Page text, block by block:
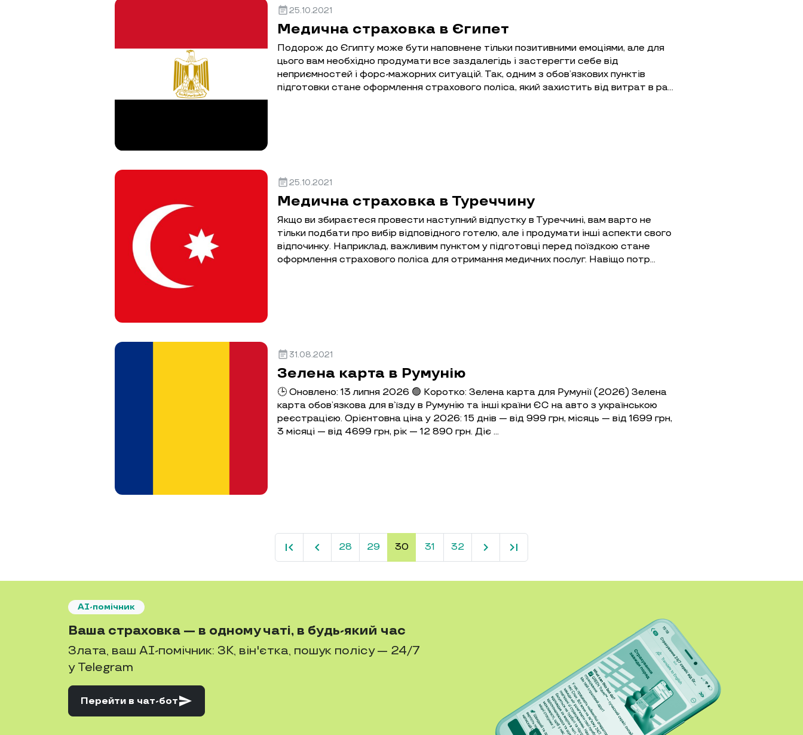
event_note25.10.2021
Медична страховка в Єгипет
Подорож до Єгипту може бути наповнене тільки позитивними емоціями, але для
цього вам необхідно продумати все заздалегідь і застерегти себе від
неприємностей і форс-мажорних ситуацій. Так, одним з обов’язкових пунктів
підготовки стане оформлення страхового поліса, який захистить від витрат в ра…
event_note25.10.2021
Медична страховка в Туреччину
Якщо ви збираєтеся провести наступний відпустку в Туреччині, вам варто не
тільки подбати про вибір відповідного готелю, але і продумати інші аспекти свого
відпочинку. Наприклад, важливим пунктом у підготовці перед поїздкою стане
оформлення страхового поліса для отримання медичних послуг. Навіщо потр…
event_note 31.08.2021
Зелена карта в Румунію
🕒 Оновлено: 13 липня 2026 🟢 Коротко: Зелена карта для Румунії (2026) Зелена
карта обов’язкова для в’їзду в Румунію та інші країни ЄС на авто з українською
реєстрацією. Орієнтовна ціна у 2026: 15 днів — від 999 грн, місяць — від 1699 грн,
3 місяці — від 4699 грн, рік — 12 890 грн. Діє …
first_page keyboard_arrow_left 28 29 30 31 32 keyboard_arrow_right last_page
AI-помічник
Ваша страховка — в одному чаті, в будь-який час
Злата, ваш AI-помічник: ЗК, він'єтка, пошук полісу — 24/7
у Telegram
Перейти в чат-ботsend